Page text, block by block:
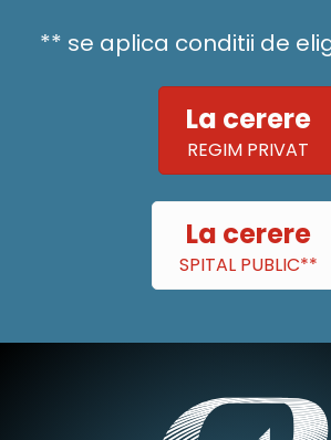
** se aplica conditii de
La cerere
REGIM PRIVAT
La cerere
SPITAL PUBLIC**